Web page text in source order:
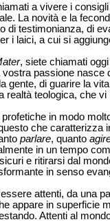
a vivere i
La novità e la
di testimonianza, di
i laici, a cui si
, siete chiamati
passione
gente, di guarire la
realtà teologica, che
in modo
che
parlare, quanto
in un tempo
e ritirarsi dal
in senso
attenti, da una
appare in superficie
Attenti al